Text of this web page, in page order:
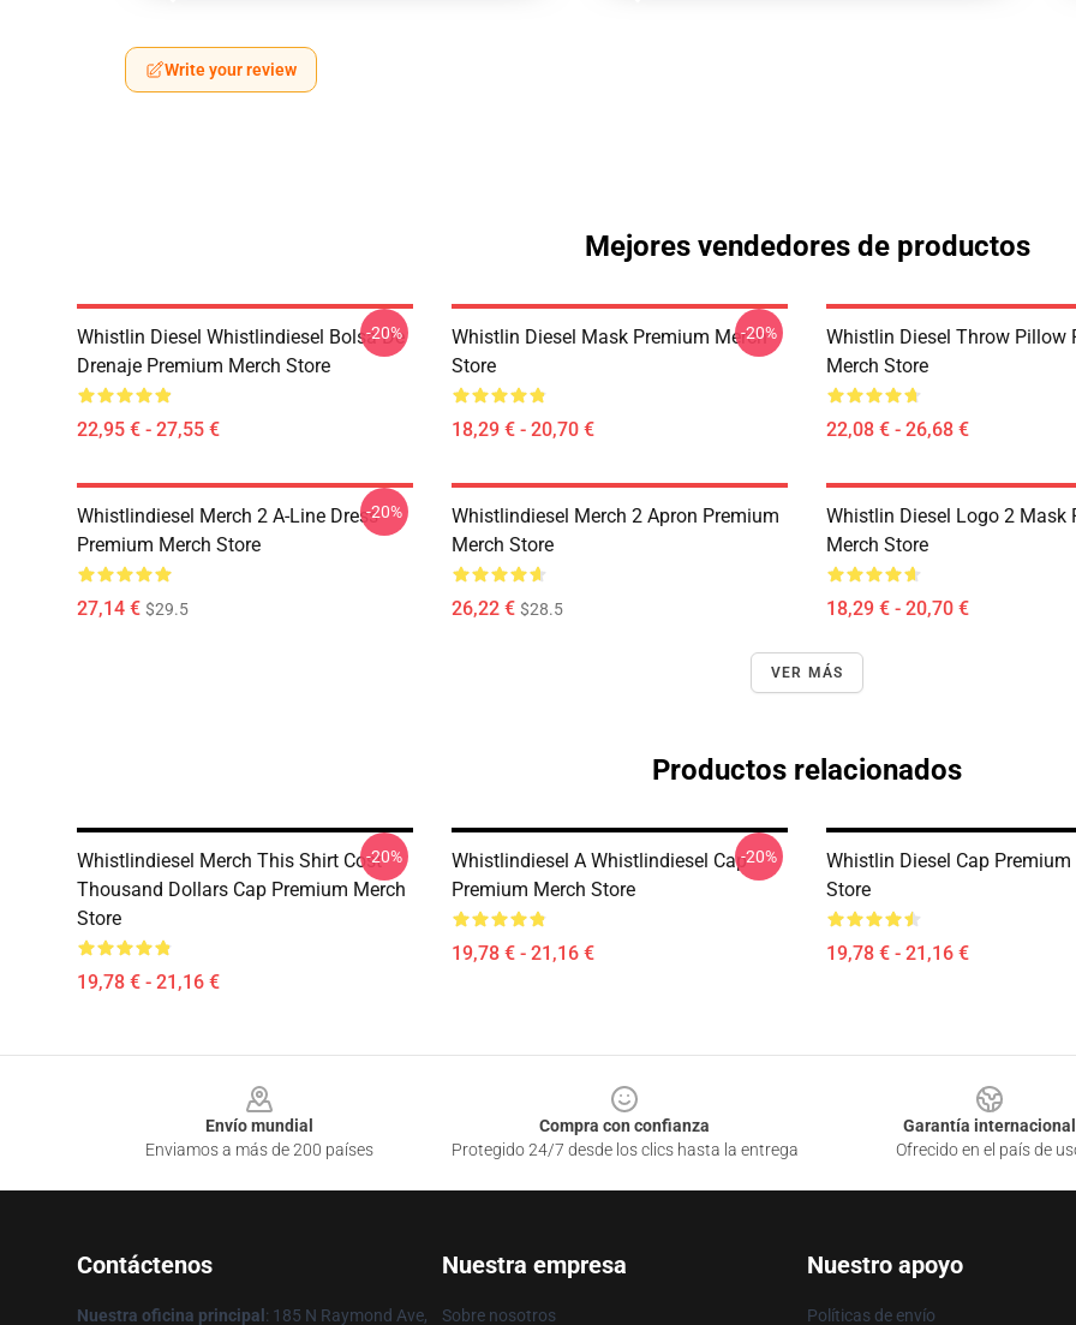
Write your review
Mejores vendedores de productos
Whistlin Diesel Whistlindiesel Bolsa De
Drenaje Premium Merch Store
22,95 € - 27,55 €
-20%
Whistlin Diesel Mask Premium Merch
Store
18,29 € - 20,70 €
-20%
Whistlin Diesel Throw Pillow
Merch Store
22,08 € - 26,68 €
Whistlindiesel Merch 2 A-Line Dress
Premium Merch Store
27,14 € $29.5
-20%
Whistlindiesel Merch 2 Apron Premium
Merch Store
26,22 € $28.5
Whistlin Diesel Logo 2 Mask
Merch Store
18,29 € - 20,70 €
VER MÁS
Productos relacionados
Whistlindiesel Merch This Shirt Cost
Thousand Dollars Cap Premium Merch
Store
19,78 € - 21,16 €
-20%
Whistlindiesel A Whistlindiesel Cap
Premium Merch Store
19,78 € - 21,16 €
-20%
Whistlin Diesel Cap Premium
Store
19,78 € - 21,16 €
Envío mundial
Enviamos a más de 200 países
Compra con confianza
Protegido 24/7 desde los clics hasta la entrega
Garantía internacional
Ofrecido en el país de
Contáctenos
Nuestra oficina principal : 185 N Raymond Ave,
Nuestra empresa
Sobre nosotros
Nuestro apoyo
Políticas de envío